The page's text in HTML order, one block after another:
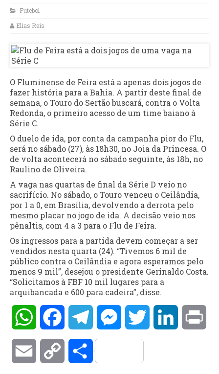
Futebol
Elias Reis
O Fluminense de Feira está a apenas dois jogos de
fazer história para a Bahia. A partir deste final de
semana, o Touro do Sertão buscará, contra o Volta
Redonda, o primeiro acesso de um time baiano à
Série C.
O duelo de ida, por conta da campanha pior do Flu,
será no sábado (27), às 18h30, no Joia da Princesa. O
de volta acontecerá no sábado seguinte, às 18h, no
Raulino de Oliveira.
A vaga nas quartas de final da Série D veio no
sacrifício. No sábado, o Touro venceu o Ceilândia,
por 1 a 0, em Brasília, devolvendo a derrota pelo
mesmo placar no jogo de ida. A decisão veio nos
pênaltis, com 4 a 3 para o Flu de Feira.
Os ingressos para a partida devem começar a ser
vendidos nesta quarta (24). “Tivemos 6 mil de
público contra o Ceilândia e agora esperamos pelo
menos 9 mil”, desejou o presidente Gerinaldo Costa.
“Solicitamos à FBF 10 mil lugares para a
arquibancada e 600 para cadeira”, disse.
WhatsAppFacebookTelegramMessengerTwitter LinkedIn
Email Copy Compartilhar